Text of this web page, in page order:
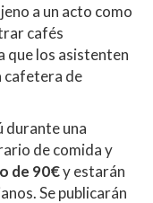
a un acto como
cafés
que los asistenten
cafetera de
durante una
de comida y
de 90€y estarán
Se publicarán